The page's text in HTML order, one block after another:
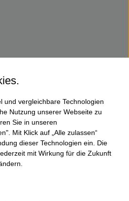
und vergleichbare Technologien
Nutzung unserer Webseite zu
Sie in unseren
Mit Klick auf „Alle zulassen“
dieser Technologien ein. Die
mit Wirkung für die Zukunft